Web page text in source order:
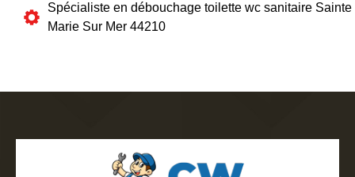
Spécialiste en débouchage toilette wc sanitaire Sainte
Marie Sur Mer 44210